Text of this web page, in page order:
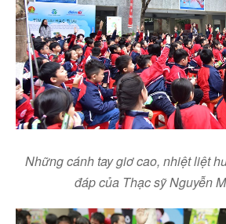
Những cánh tay giơ cao, nhiệt liệt
đáp của Thạc sỹ Nguyễn